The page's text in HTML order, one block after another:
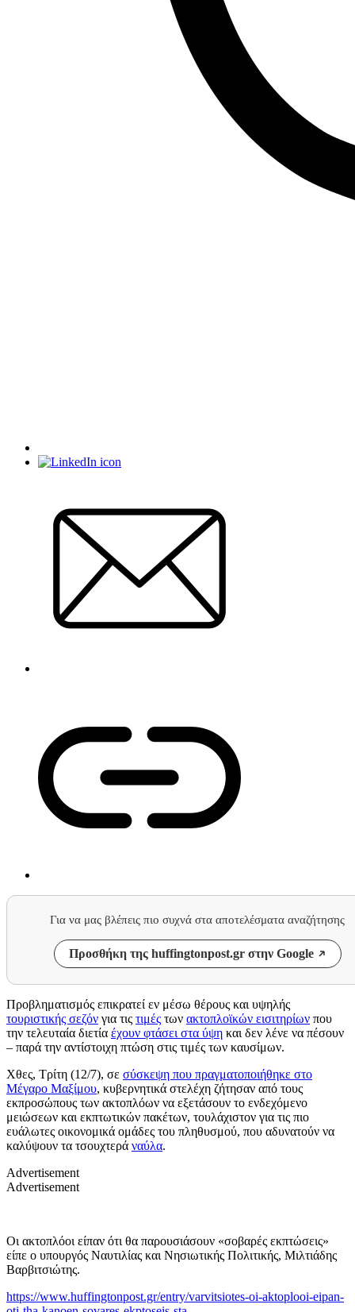
Για να μας βλέπεις πιο συχνά στα αποτελέσματα αναζήτησης
Προσθήκη της huffingtonpost.gr στην Google
Προβληματισμός επικρατεί εν μέσω θέρους και υψηλής
τουριστικής σεζόν για τις τιμές των ακτοπλοϊκών εισιτηρίων που
την τελευταία διετία έχουν φτάσει στα ύψη και δεν λένε να πέσουν
– παρά την αντίστοιχη πτώση στις τιμές των καυσίμων.
Χθες, Τρίτη (12/7), σε σύσκεψη που πραγματοποιήθηκε στο
Μέγαρο Μαξίμου, κυβερνητικά στελέχη ζήτησαν από τους
εκπροσώπους των ακτοπλόων να εξετάσουν το ενδεχόμενο
μειώσεων και εκπτωτικών πακέτων, τουλάχιστον για τις πιο
ευάλωτες οικονομικά ομάδες του πληθυσμού, που αδυνατούν να
καλύψουν τα τσουχτερά ναύλα.
Advertisement
Advertisement
Οι ακτοπλόοι είπαν ότι θα παρουσιάσουν «σοβαρές εκπτώσεις»
είπε ο υπουργός Ναυτιλίας και Νησιωτικής Πολιτικής, Μιλτιάδης
Βαρβιτσιώτης.
https://www.huffingtonpost.gr/entry/varvitsiotes-oi-aktoplooi-eipan-